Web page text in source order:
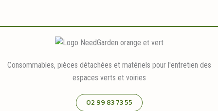
Consommables, pièces détachées et matériels pour l'entretien des
espaces verts et voiries
02 99 83 73 55